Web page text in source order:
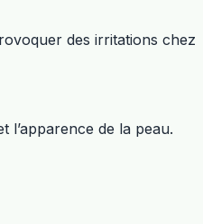
des irritations chez
l’apparence de la peau.